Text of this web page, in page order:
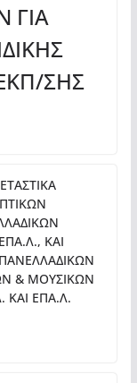
ΣΗΣ
ΚΑΙ
& ΜΟΥΣΙΚΩΝ
ΕΠΑ.Λ.